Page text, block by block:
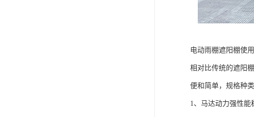
电动雨棚遮阳棚使
相对比传统的遮阳
便和简单，规格种类
1、马达动力强性能